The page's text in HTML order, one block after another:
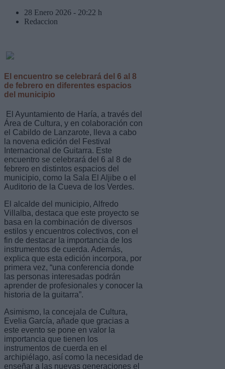
28 Enero 2026 - 20:22 h
Redaccion
El encuentro se celebrará del 6 al 8
de febrero en diferentes espacios
del municipio
El Ayuntamiento de Haría, a través del
Área de Cultura, y en colaboración con
el Cabildo de Lanzarote, lleva a cabo
la novena edición del Festival
Internacional de Guitarra. Este
encuentro se celebrará del 6 al 8 de
febrero en distintos espacios del
municipio, como la Sala El Aljibe o el
Auditorio de la Cueva de los Verdes.
El alcalde del municipio, Alfredo
Villalba, destaca que este proyecto se
basa en la combinación de diversos
estilos y encuentros colectivos, con el
fin de destacar la importancia de los
instrumentos de cuerda. Además,
explica que esta edición incorpora, por
primera vez, “una conferencia donde
las personas interesadas podrán
aprender de profesionales y conocer la
historia de la guitarra”.
Asimismo, la concejala de Cultura,
Evelia García, añade que gracias a
este evento se pone en valor la
importancia que tienen los
instrumentos de cuerda en el
archipiélago, así como la necesidad de
enseñar a las nuevas generaciones el